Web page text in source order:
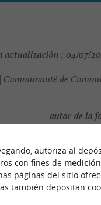
actualización : 04/07/
| Communauté de
autor de la
autoriza al
con fines de
páginas del sitio
también depositan